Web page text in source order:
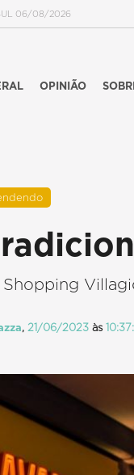
06/08/2026
OPINIÃO
, 21/06/2023às